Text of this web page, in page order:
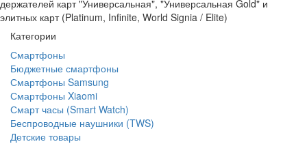
держателей карт "Универсальная", "Универсальная Gold" и
элитных карт (Platinum, Infinite, World Signia / Elite)
Категории
Смартфоны
Бюджетные смартфоны
Смартфоны Samsung
Смартфоны Xiaomi
Смарт часы (Smart Watch)
Беспроводные наушники (TWS)
Детские товары